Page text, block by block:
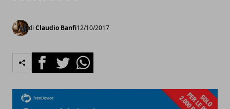
di Claudio Banfi12/10/2017
FacebookTwitterWhatsapp